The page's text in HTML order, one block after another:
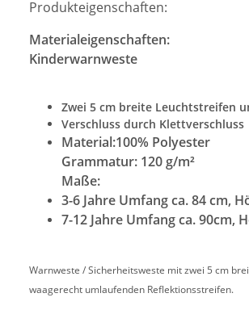
Produkteigenschaften:
Materialeigenschaften:
Kinderwarnweste
Zwei 5 cm breite Leuchtstreifen
Verschluss durch Klettverschluss
Material:100% Polyester
Grammatur: 120 g/m²
Maße:
3-6 Jahre Umfang ca. 84 cm,
7-12 Jahre Umfang ca. 90cm,
Warnweste / Sicherheitsweste mit zwei 5 cm
waagerecht umlaufenden Reflektionsstreifen.